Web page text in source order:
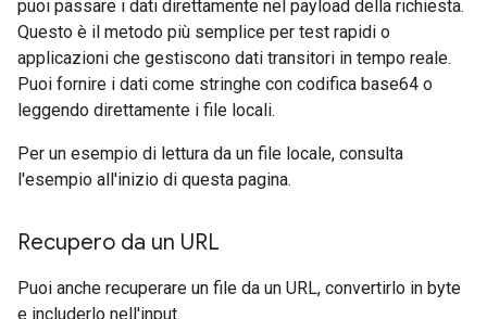
puoi passare i dati direttamente nel payload della richiesta.
Questo è il metodo più semplice per test rapidi o
applicazioni che gestiscono dati transitori in tempo reale.
Puoi fornire i dati come stringhe con codifica base64 o
leggendo direttamente i file locali.
Per un esempio di lettura da un file locale, consulta
l'esempio all'inizio di questa pagina.
Recupero da un URL
Puoi anche recuperare un file da un URL, convertirlo in byte
e includerlo nell'input.